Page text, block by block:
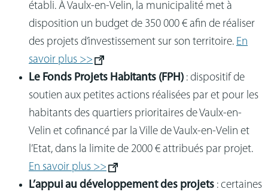
établi. À Vaulx-en-Velin, la municipalité met à
disposition un budget de 350 000 € afin de réaliser
des projets d’investissement sur son territoire. En
savoir plus >>
Le Fonds Projets Habitants (FPH) : dispositif de
soutien aux petites actions réalisées par et pour les
habitants des quartiers prioritaires de Vaulx-en-
Velin et cofinancé par la Ville de Vaulx-en-Velin et
l’Etat, dans la limite de 2000 € attribués par projet.
En savoir plus >>
L’appui au développement des projets : certaines